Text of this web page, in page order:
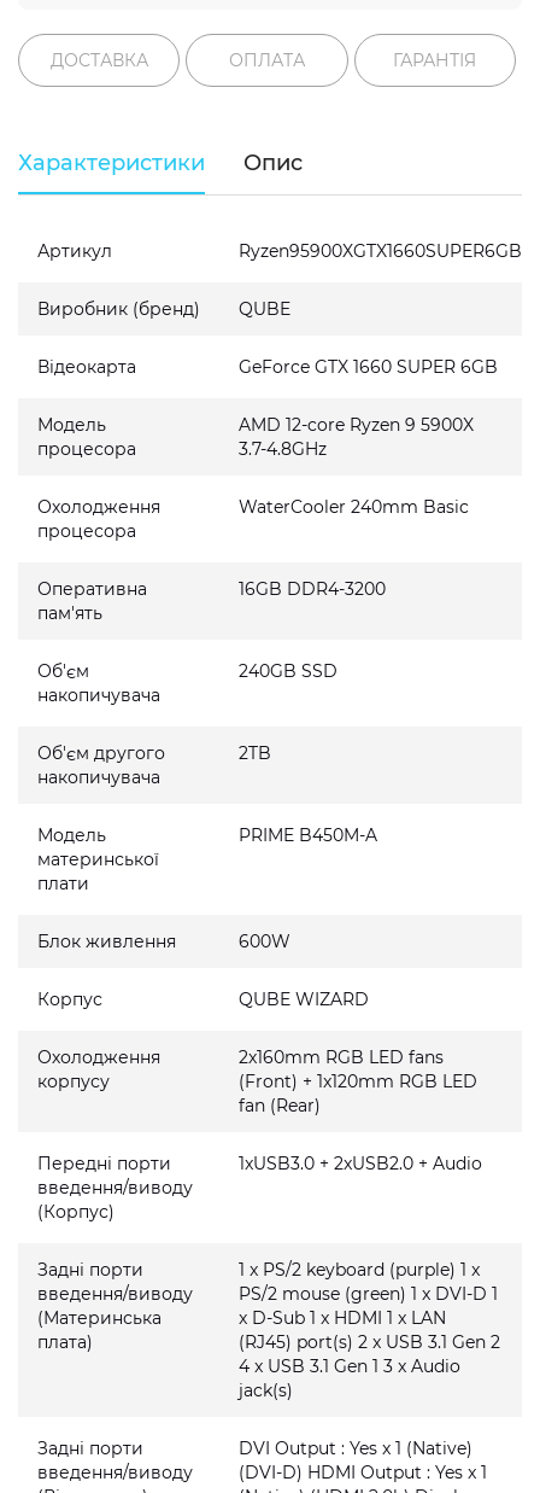
ДОСТАВКА ОПЛАТА ГАРАНТІЯ
Характеристики Опис
Артикул
Виробник (бренд) QUBE
Відеокарта GeForce GTX 1660 SUPER 6GB
Модель
процесора
AMD 12-core Ryzen 9 5900X
3.7-4.8GHz
Охолодження
процесора
WaterCooler 240mm Basic
Оперативна
пам'ять
16GB DDR4-3200
Об'єм
накопичувача
240GB SSD
Об'єм другого
накопичувача
2TB
Модель
материнської
плати
PRIME B450M-A
Блок живлення 600W
Корпус QUBE WIZARD
Охолодження
корпусу
2x160mm RGB LED fans
(Front) + 1x120mm RGB LED
fan (Rear)
Передні порти
введення/виводу
(Корпус)
1xUSB3.0 + 2xUSB2.0 + Audio
Задні порти
введення/виводу
(Материнська
плата)
1 x PS/2 keyboard (purple) 1 x
PS/2 mouse (green) 1 x DVI-D 1
x D-Sub 1 x HDMI 1 x LAN
(RJ45) port(s) 2 x USB 3.1 Gen 2
4 x USB 3.1 Gen 1 3 x Audio
jack(s)
Задні порти
введення/виводу
DVI Output : Yes x 1 (Native)
(DVI-D) HDMI Output : Yes x 1